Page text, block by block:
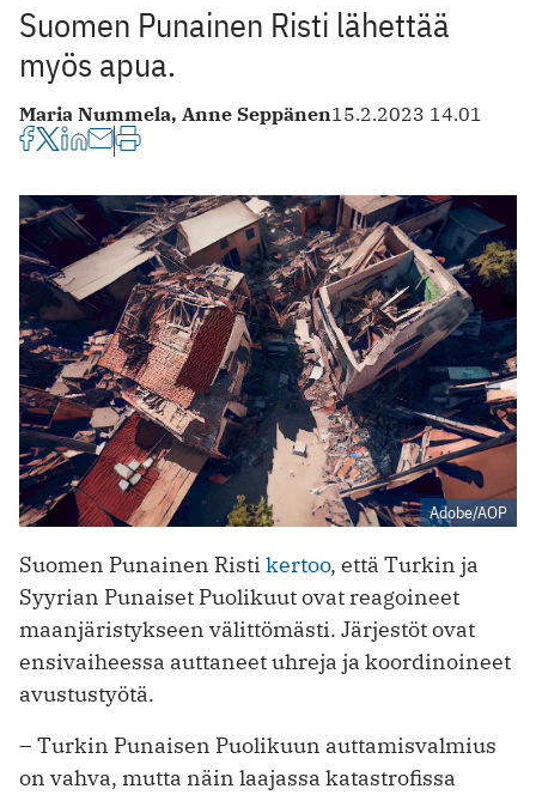
Suomen Punainen Risti lähettää
myös apua.
Maria Nummela, Anne Seppänen15.2.2023 14.01
Adobe/AOP
Suomen Punainen Risti kertoo, että Turkin ja
Syyrian Punaiset Puolikuut ovat reagoineet
maanjäristykseen välittömästi. Järjestöt ovat
ensivaiheessa auttaneet uhreja ja koordinoineet
avustustyötä.
– Turkin Punaisen Puolikuun auttamisvalmius
on vahva, mutta näin laajassa katastrofissa